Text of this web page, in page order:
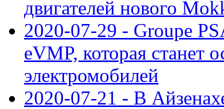
двигателей нового
2020-07-29 - Groupe
eVMP, которая станет
электромобилей
2020-07-21 - В